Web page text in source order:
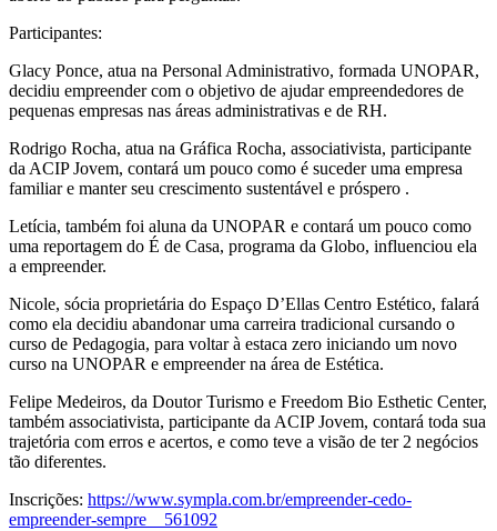
Participantes:
Glacy Ponce, atua na Personal Administrativo, formada UNOPAR,
decidiu empreender com o objetivo de ajudar empreendedores de
pequenas empresas nas áreas administrativas e de RH.
Rodrigo Rocha, atua na Gráfica Rocha, associativista, participante
da ACIP Jovem, contará um pouco como é suceder uma empresa
familiar e manter seu crescimento sustentável e próspero .
Letícia, também foi aluna da UNOPAR e contará um pouco como
uma reportagem do É de Casa, programa da Globo, influenciou ela
a empreender.
Nicole, sócia proprietária do Espaço D’Ellas Centro Estético, falará
como ela decidiu abandonar uma carreira tradicional cursando o
curso de Pedagogia, para voltar à estaca zero iniciando um novo
curso na UNOPAR e empreender na área de Estética.
Felipe Medeiros, da Doutor Turismo e Freedom Bio Esthetic Center,
também associativista, participante da ACIP Jovem, contará toda sua
trajetória com erros e acertos, e como teve a visão de ter 2 negócios
tão diferentes.
Inscrições: https://www.sympla.com.br/empreender-cedo-
empreender-sempre__561092